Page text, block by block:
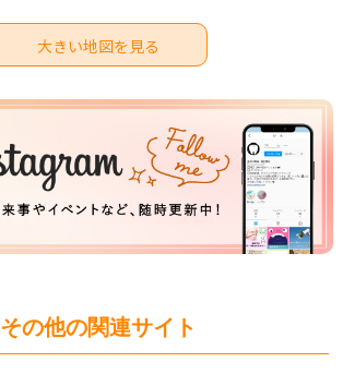
大きい地図を見る
その他の関連サイト